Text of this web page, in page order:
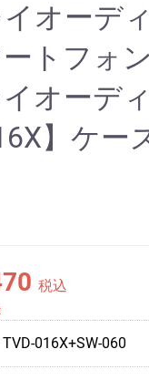
オーデ
トフォ
オーデ
】ケー
税込
016X+SW-060